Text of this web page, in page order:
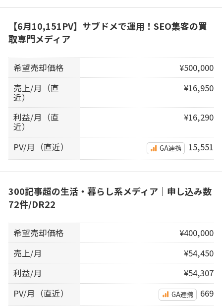
【6月10,151PV】サブドメで運用！SEO集客の買
取専門メディア
希望売却価格
¥500,000
売上/月（直
近）
¥16,950
利益/月（直
近）
¥16,290
PV/月（直近） GA連携 15,551
300記事超の生活・暮らし系メディア｜申し込み数
72件/DR22
希望売却価格
¥400,000
売上/月
¥54,450
利益/月
¥54,307
PV/月（直近）
GA連携 669